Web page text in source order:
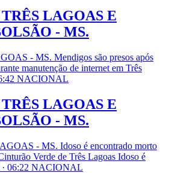
LAGOAS E
- MS.
- MS. Mendigos são presos após
manutenção de internet em Três
NACIONAL
LAGOAS E
- MS.
- MS. Idoso é encontrado morto
Verde de Três Lagoas Idoso é
06:22 NACIONAL